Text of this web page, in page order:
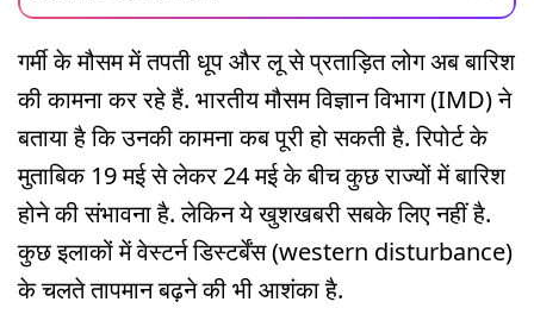
गर्मी के मौसम में तपती धूप और लू से प्रताड़ित लोग अब बारिश
की कामना कर रहे हैं. भारतीय मौसम विज्ञान विभाग (IMD) ने
बताया है कि उनकी कामना कब पूरी हो सकती है. रिपोर्ट के
मुताबिक 19 मई से लेकर 24 मई के बीच कुछ राज्यों में बारिश
होने की संभावना है. लेकिन ये खुशखबरी सबके लिए नहीं है.
कुछ इलाकों में वेस्टर्न डिस्टर्बेंस (western disturbance)
के चलते तापमान बढ़ने की भी आशंका है.